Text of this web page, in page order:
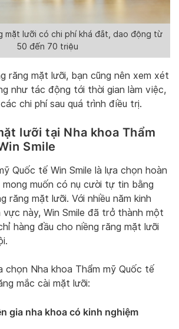
mặt lưỡi có chi phí khá đắt, dao động từ
50 đến 70 triệu
răng mặt lưỡi, bạn cũng nên xem xét
như tác động tới thời gian làm việc,
chi phí sau quá trình điều trị.
lưỡi tại Nha khoa Thẩm
Smile
Quốc tế Win Smile là lựa chọn hoàn
muốn có nụ cười tự tin bằng
răng mặt lưỡi. Với nhiều năm kinh
này, Win Smile đã trở thành một
hàng đầu cho niềng răng mặt lưỡi
chọn Nha khoa Thẩm mỹ Quốc tế
mắc cài mặt lưỡi:
gia nha khoa có kinh nghiệm